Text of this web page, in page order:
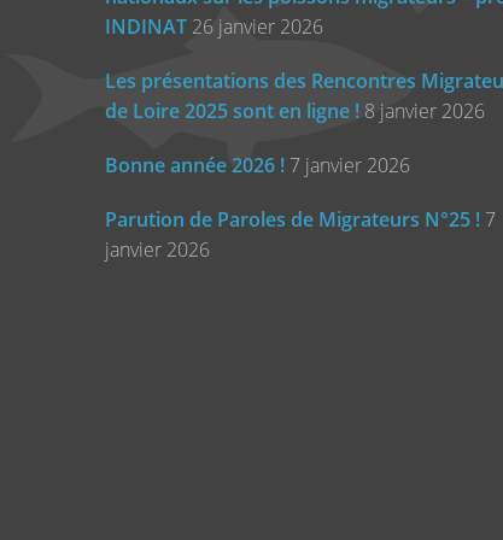
INDINAT 26 janvier 2026
Les présentations des Rencontres
de Loire 2025 sont en ligne ! 8 janvier 2026
Bonne année 2026 ! 7 janvier 2026
Parution de Paroles de Migrateurs N°25 ! 7
janvier 2026